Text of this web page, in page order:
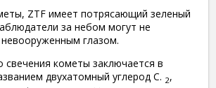
ZTF имеет потрясающий зеленый
за небом могут не
глазом.
свечения кометы заключается в
двухатомный углерод C. 2,